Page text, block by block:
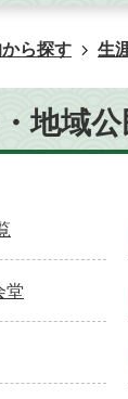
から探す 生
地域
堂